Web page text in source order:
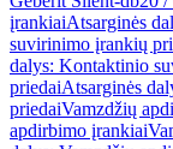
įrankiaiAtsarginės
suvirinimo įrankių
dalys: Kontaktinio
priedaiAtsarginės
priedaiVamzdžių
apdirbimo įrankiai